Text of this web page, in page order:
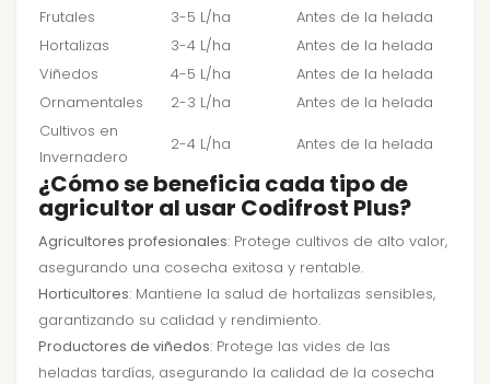
Frutales
3-5 L/ha
Antes de la helada
Hortalizas
3-4 L/ha
Antes de la helada
Viñedos
4-5 L/ha
Antes de la helada
Ornamentales
2-3 L/ha
Antes de la helada
Cultivos en
Invernadero
2-4 L/ha Antes de la helada
¿Cómo se beneficia cada tipo de
agricultor al usar Codifrost Plus?
Agricultores profesionales: Protege cultivos de alto valor,
asegurando una cosecha exitosa y rentable.
Horticultores: Mantiene la salud de hortalizas sensibles,
garantizando su calidad y rendimiento.
Productores de viñedos: Protege las vides de las
heladas tardías, asegurando la calidad de la cosecha